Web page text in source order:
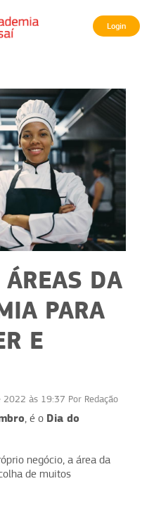
Login
DA
PARA
E
2022 às 19:37 Por Redação
, é o Dia do
negócio, a área da
de muitos